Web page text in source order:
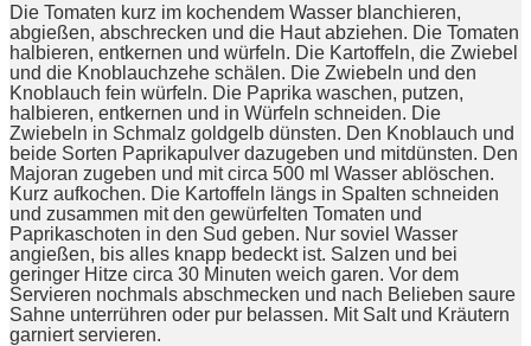
Die Tomaten kurz im kochendem Wasser blanchieren,
abgießen, abschrecken und die Haut abziehen. Die Tomaten
halbieren, entkernen und würfeln. Die Kartoffeln, die Zwiebel
und die Knoblauchzehe schälen. Die Zwiebeln und den
Knoblauch fein würfeln. Die Paprika waschen, putzen,
halbieren, entkernen und in Würfeln schneiden. Die
Zwiebeln in Schmalz goldgelb dünsten. Den Knoblauch und
beide Sorten Paprikapulver dazugeben und mitdünsten. Den
Majoran zugeben und mit circa 500 ml Wasser ablöschen.
Kurz aufkochen. Die Kartoffeln längs in Spalten schneiden
und zusammen mit den gewürfelten Tomaten und
Paprikaschoten in den Sud geben. Nur soviel Wasser
angießen, bis alles knapp bedeckt ist. Salzen und bei
geringer Hitze circa 30 Minuten weich garen. Vor dem
Servieren nochmals abschmecken und nach Belieben saure
Sahne unterrühren oder pur belassen. Mit Salt und Kräutern
garniert servieren.